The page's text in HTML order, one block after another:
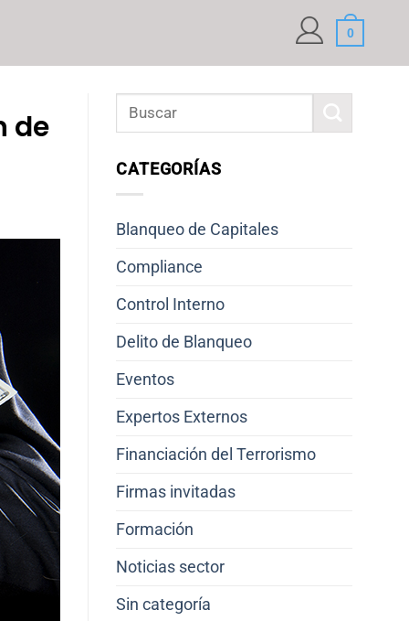
0
de
CATEGORÍAS
Blanqueo de Capitales
Compliance
Control Interno
Delito de Blanqueo
Eventos
Expertos Externos
Financiación del Terrorismo
Firmas invitadas
Formación
Noticias sector
Sin categoría